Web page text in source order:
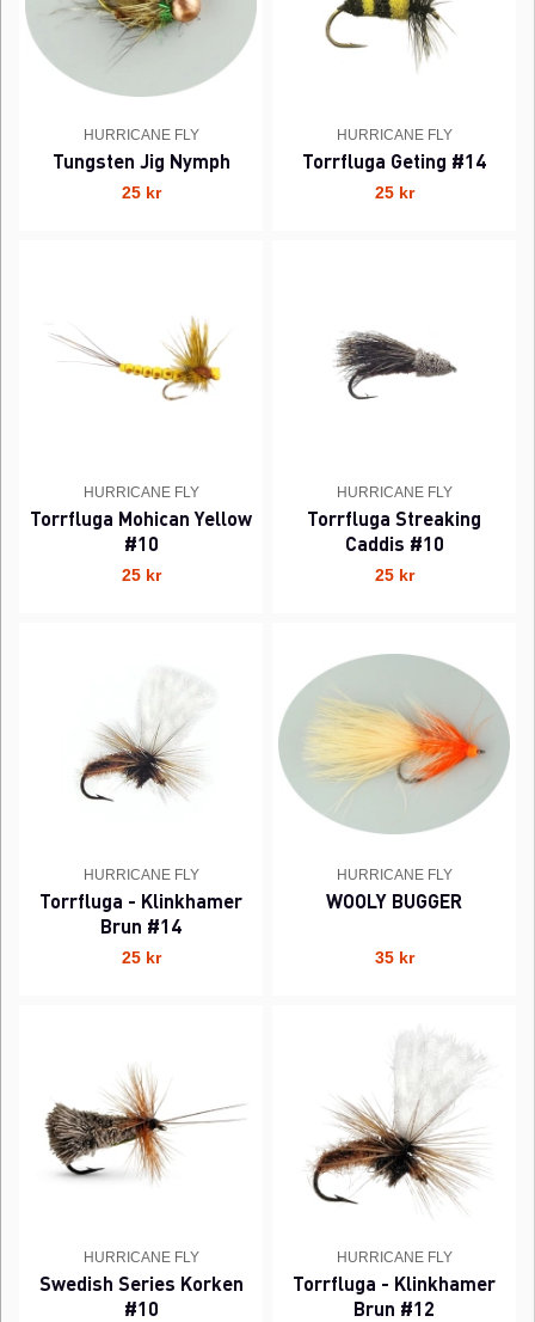
HURRICANE FLY
Tungsten Jig Nymph
25 kr
HURRICANE FLY
Torrfluga Geting #14
25 kr
HURRICANE FLY
Torrfluga Mohican Yellow
#10
25 kr
HURRICANE FLY
Torrfluga Streaking
Caddis #10
25 kr
HURRICANE FLY
Torrfluga - Klinkhamer
Brun #14
25 kr
HURRICANE FLY
WOOLY BUGGER
35 kr
HURRICANE FLY
Swedish Series Korken
#10
HURRICANE FLY
Torrfluga - Klinkhamer
Brun #12